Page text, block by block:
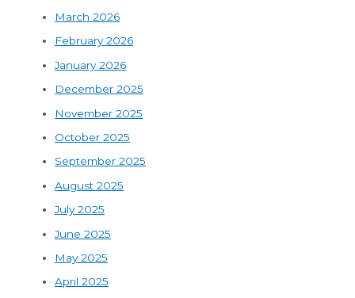
March 2026
February 2026
January 2026
December 2025
November 2025
October 2025
September 2025
August 2025
July 2025
June 2025
May 2025
April 2025